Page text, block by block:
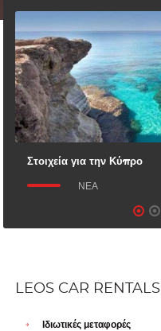
Στοιχεία για την Κύπρο
ΝΈΑ
LEOS CAR RENTALS
Ιδιωτικές μεταφορές